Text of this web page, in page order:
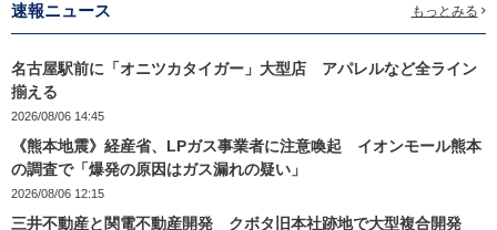
速報ニュース もっとみる
名古屋駅前に「オニツカタイガー」大型店 アパレルなど全ライン
揃える
2026/08/06 14:45
《熊本地震》経産省、LPガス事業者に注意喚起 イオンモール熊本
の調査で「爆発の原因はガス漏れの疑い」
2026/08/06 12:15
三井不動産と関電不動産開発 クボタ旧本社跡地で大型複合開発